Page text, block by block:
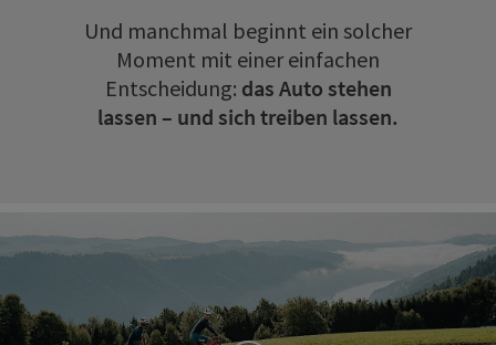
Und manchmal beginnt ein solcher
Moment mit einer einfachen
Entscheidung: das Auto stehen
lassen – und sich treiben lassen.